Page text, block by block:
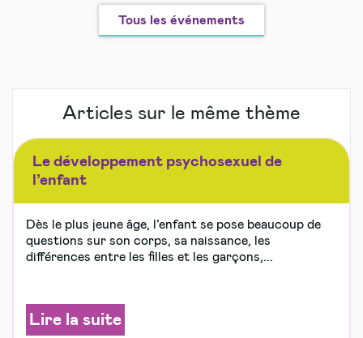
Tous les événements
Articles sur le même thème
Le développement psychosexuel de
l’enfant
Dès le plus jeune âge, l’enfant se pose beaucoup de
questions sur son corps, sa naissance, les
différences entre les filles et les garçons,...
Lire la suite